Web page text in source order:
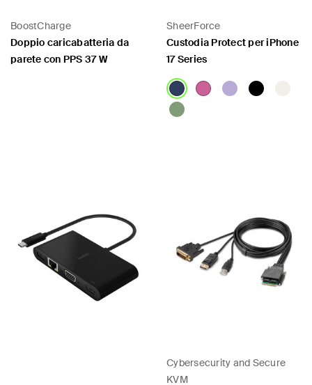
BoostCharge
Doppio caricabatteria da
parete con PPS 37 W
SheerForce
Custodia Protect per iPhone
17 Series
Cybersecurity and Secure
KVM